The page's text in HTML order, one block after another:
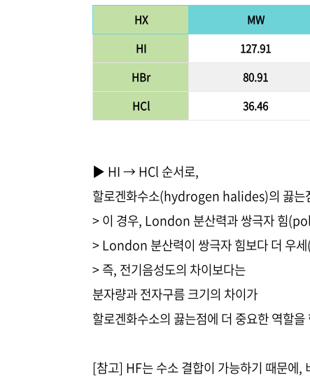
HX MW
HI
127.91
HBr
80.91
HCl
36.46
▶ HI → HCl 순서로,
할로겐화수소(hydrogen halides)의 끓는
> 이 경우, London 분산력과 쌍극자 힘
> London 분산력이 쌍극자 힘보다 더 우
> 즉, 전기음성도의 차이보다는
분자량과 전자구름 크기의 차이가
할로겐화수소의 끓는점에 더 중요한 역할
[참고] HF는 수소 결합이 가능하기 때문에,